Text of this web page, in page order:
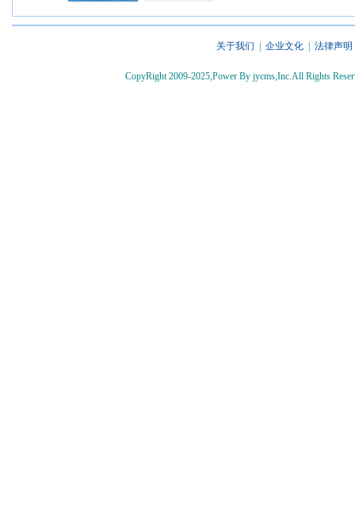
关于我们 | 企业文化 | 法律声明
CopyRight 2009-2025,Power By jycms,Inc.All Rights